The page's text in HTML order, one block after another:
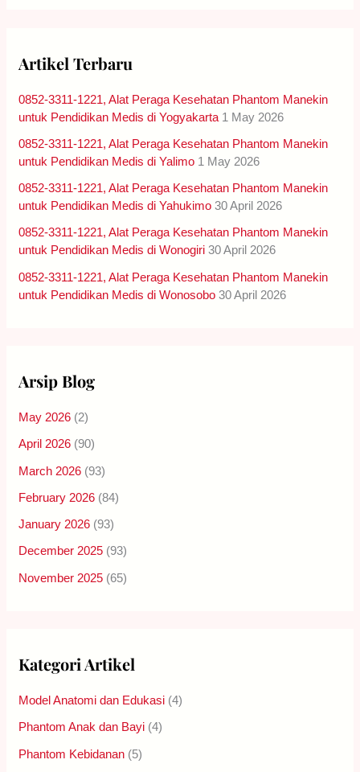
f
r
:
Artikel Terbaru
0852-3311-1221, Alat Peraga Kesehatan Phantom Manekin
untuk Pendidikan Medis di Yogyakarta 1 May 2026
0852-3311-1221, Alat Peraga Kesehatan Phantom Manekin
untuk Pendidikan Medis di Yalimo 1 May 2026
0852-3311-1221, Alat Peraga Kesehatan Phantom Manekin
untuk Pendidikan Medis di Yahukimo 30 April 2026
0852-3311-1221, Alat Peraga Kesehatan Phantom Manekin
untuk Pendidikan Medis di Wonogiri 30 April 2026
0852-3311-1221, Alat Peraga Kesehatan Phantom Manekin
untuk Pendidikan Medis di Wonosobo 30 April 2026
Arsip Blog
May 2026 (2)
April 2026 (90)
March 2026 (93)
February 2026 (84)
January 2026 (93)
December 2025 (93)
November 2025 (65)
Kategori Artikel
Model Anatomi dan Edukasi (4)
Phantom Anak dan Bayi (4)
Phantom Kebidanan (5)